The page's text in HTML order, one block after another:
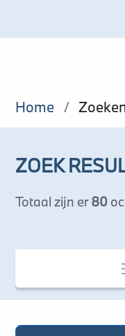
Home /
ZOEK
Totaal zijn er80